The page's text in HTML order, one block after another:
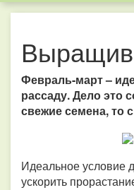
Февраль-март –
рассаду. Дело это
свежие семена, то
Идеальное условие
ускорить